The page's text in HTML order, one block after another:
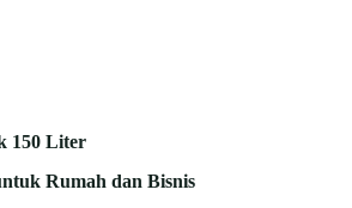
150 Liter
Rumah dan Bisnis